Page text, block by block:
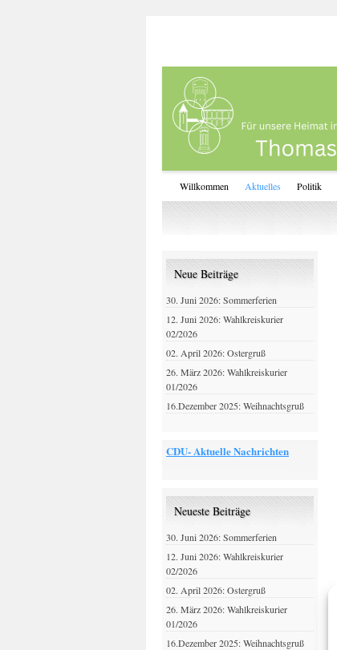
Willkommen Aktuelles Politik
Neue Beiträge
30. Juni 2026: Sommerferien
12. Juni 2026: Wahlkreiskurier
02/2026
02. April 2026: Ostergruß
26. März 2026: Wahlkreiskurier
01/2026
16.Dezember 2025: Weihnachtsgruß
CDU- Aktuelle Nachrichten
Neueste Beiträge
30. Juni 2026: Sommerferien
12. Juni 2026: Wahlkreiskurier
02/2026
02. April 2026: Ostergruß
26. März 2026: Wahlkreiskurier
01/2026
16.Dezember 2025: Weihnachtsgruß